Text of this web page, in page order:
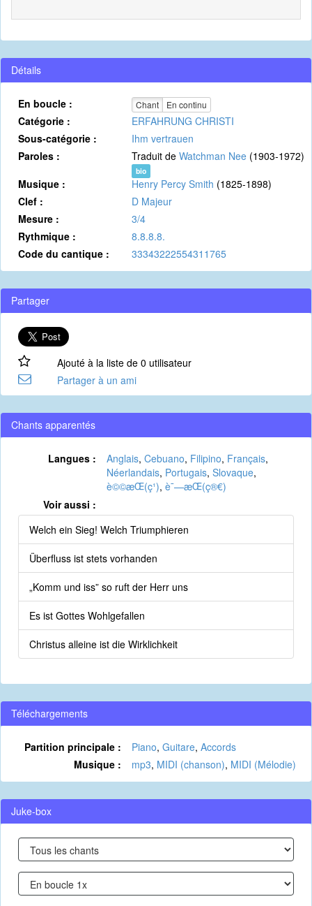
Détails
En boucle : Chant En continu
Catégorie :
ERFAHRUNG CHRISTI
Sous-catégorie :
Ihm vertrauen
Paroles :
Traduit de Watchman Nee (1903-1972)
bio
Musique : Henry Percy Smith (1825-1898)
Clef :
D Majeur
Mesure :
3/4
Rythmique :
8.8.8.8.
Code du cantique :
33343222554311765
Partager
Ajouté à la liste de 0 utilisateur
Partager à un ami
Chants apparentés
Langues : Anglais, Cebuano, Filipino, Français,
Néerlandais, Portugais, Slovaque,
è©©æ­Œ(ç¹), è¯—æ­Œ(ç®€)
Voir aussi :
Welch ein Sieg! Welch Triumphieren
Überfluss ist stets vorhanden
„Komm und iss” so ruft der Herr uns
Es ist Gottes Wohlgefallen
Christus alleine ist die Wirklichkeit
Téléchargements
Partition principale : Piano, Guitare, Accords
Musique :
mp3, MIDI (chanson), MIDI (Mélodie)
Juke-box